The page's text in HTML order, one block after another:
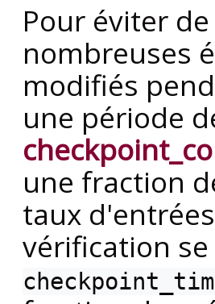
Pour éviter
nombreuses
modifiés
une période
une fraction
taux
vérification